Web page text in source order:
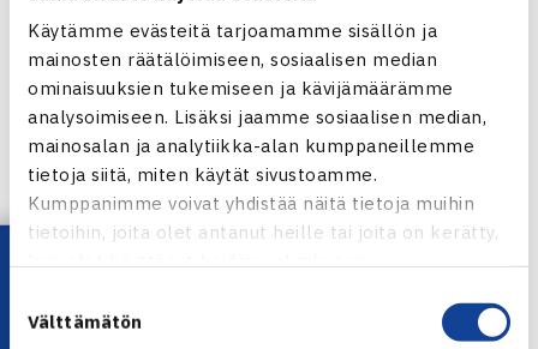
Käytämme evästeitä tarjoamamme sisällön ja
mainosten räätälöimiseen, sosiaalisen median
ominaisuuksien tukemiseen ja kävijämäärämme
analysoimiseen. Lisäksi jaamme sosiaalisen median,
mainosalan ja analytiikka-alan kumppaneillemme
tietoja siitä, miten käytät sivustoamme.
Kumppanimme voivat yhdistää näitä tietoja muihin
tietoihin, joita olet antanut heille tai joita on kerätty,
valinta
Välttämätön
Miesten kaksinpelin karsinta
2. kierrosta(voittajat pääsarjaan): Igor Andreev Venäjä –
Jarkko Nieminen 64 75
Rooman ATP Masters 1000-turnaus verkossa
Jarkko Niemisen verkkosivut
Jaa: